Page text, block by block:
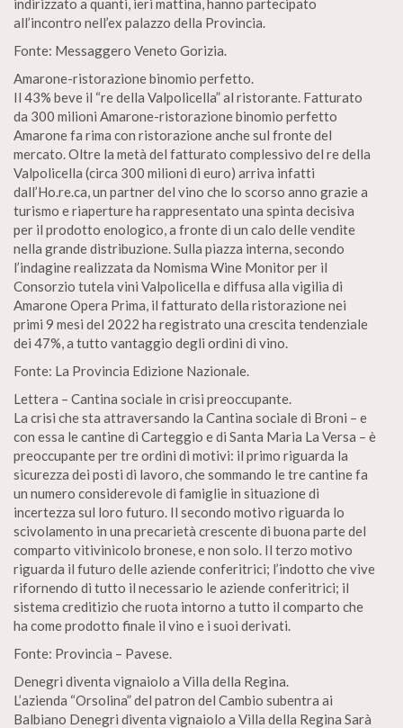
indirizzato a quanti, ieri mattina, hanno partecipato
all’incontro nell’ex palazzo della Provincia.
Fonte: Messaggero Veneto Gorizia.
Amarone-ristorazione binomio perfetto.
Il 43% beve il “re della Valpolicella” al ristorante. Fatturato
da 300 milioni Amarone-ristorazione binomio perfetto
Amarone fa rima con ristorazione anche sul fronte del
mercato. Oltre la metà del fatturato complessivo del re della
Valpolicella (circa 300 milioni di euro) arriva infatti
dall’Ho.re.ca, un partner del vino che lo scorso anno grazie a
turismo e riaperture ha rappresentato una spinta decisiva
per il prodotto enologico, a fronte di un calo delle vendite
nella grande distribuzione. Sulla piazza interna, secondo
l’indagine realizzata da Nomisma Wine Monitor per il
Consorzio tutela vini Valpolicella e diffusa alla vigilia di
Amarone Opera Prima, il fatturato della ristorazione nei
primi 9 mesi del 2022 ha registrato una crescita tendenziale
dei 47%, a tutto vantaggio degli ordini di vino.
Fonte: La Provincia Edizione Nazionale.
Lettera – Cantina sociale in crisi preoccupante.
La crisi che sta attraversando la Cantina sociale di Broni – e
con essa le cantine di Carteggio e di Santa Maria La Versa – è
preoccupante per tre ordini di motivi: il primo riguarda la
sicurezza dei posti di lavoro, che sommando le tre cantine fa
un numero considerevole di famiglie in situazione di
incertezza sul loro futuro. Il secondo motivo riguarda lo
scivolamento in una precarietà crescente di buona parte del
comparto vitivinicolo bronese, e non solo. Il terzo motivo
riguarda il futuro delle aziende conferitrici; l’indotto che vive
rifornendo di tutto il necessario le aziende conferitrici; il
sistema creditizio che ruota intorno a tutto il comparto che
ha come prodotto finale il vino e i suoi derivati.
Fonte: Provincia – Pavese.
Denegri diventa vignaiolo a Villa della Regina.
L’azienda “Orsolina” del patron del Cambio subentra ai
Balbiano Denegri diventa vignaiolo a Villa della Regina Sarà